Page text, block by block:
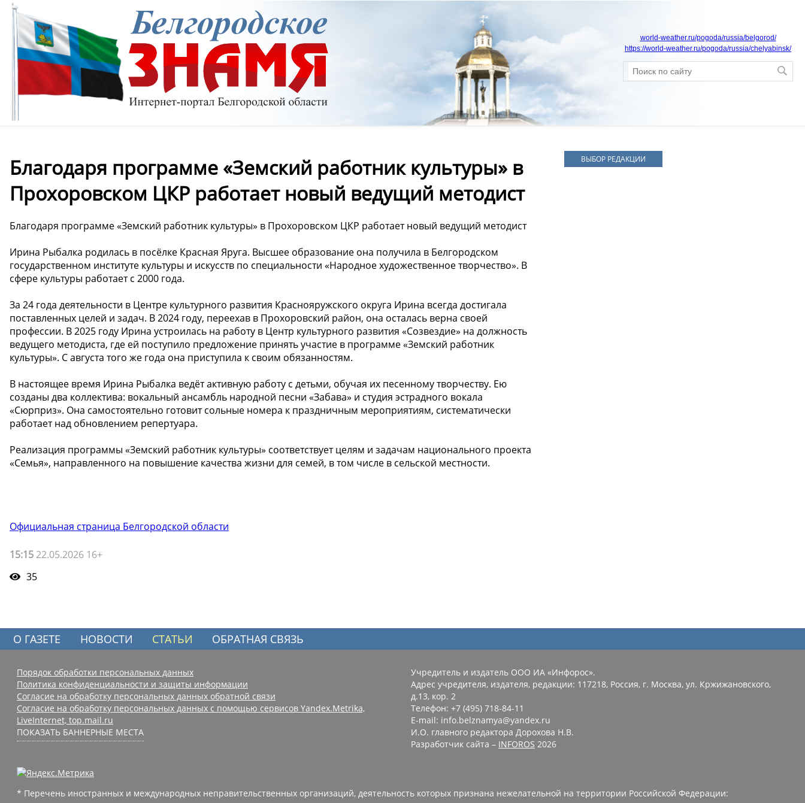
world-weather.ru/pogoda/russia/belgorod/
https://world-weather.ru/pogoda/russia/chelyabinsk/
Благодаря программе «Земский работник культуры» в
Прохоровском ЦКР работает новый ведущий методист
Благодаря программе «Земский работник культуры» в Прохоровском ЦКР работает новый ведущий методист
Ирина Рыбалка родилась в посёлке Красная Яруга. Высшее образование она получила в Белгородском
государственном институте культуры и искусств по специальности «Народное художественное творчество». В
сфере культуры работает с 2000 года.
За 24 года деятельности в Центре культурного развития Краснояружского округа Ирина всегда достигала
поставленных целей и задач. В 2024 году, переехав в Прохоровский район, она осталась верна своей
профессии. В 2025 году Ирина устроилась на работу в Центр культурного развития «Созвездие» на должность
ведущего методиста, где ей поступило предложение принять участие в программе «Земский работник
культуры». С августа того же года она приступила к своим обязанностям.
В настоящее время Ирина Рыбалка ведёт активную работу с детьми, обучая их песенному творчеству. Ею
созданы два коллектива: вокальный ансамбль народной песни «Забава» и студия эстрадного вокала
«Сюрприз». Она самостоятельно готовит сольные номера к праздничным мероприятиям, систематически
работает над обновлением репертуара.
Реализация программы «Земский работник культуры» соответствует целям и задачам национального проекта
«Семья», направленного на повышение качества жизни для семей, в том числе в сельской местности.
Официальная страница Белгородской области
15:15 22.05.2026 16+
35
ВЫБОР РЕДАКЦИИ
О ГАЗЕТЕ НОВОСТИ СТАТЬИ ОБРАТНАЯ СВЯЗЬ
Порядок обработки персональных данных
Политика конфиденциальности и защиты информации
Согласие на обработку персональных данных обратной связи
Согласие на обработку персональных данных с помощью сервисов Yandex.Metrika,
LiveInternet, top.mail.ru
ПОКАЗАТЬ БАННЕРНЫЕ МЕСТА
Учредитель и издатель ООО ИА «Инфорос».
Адрес учредителя, издателя, редакции: 117218, Россия, г. Москва, ул. Кржижановского,
д.13, кор. 2
Телефон: +7 (495) 718-84-11
E-mail: info.belznamya@yandex.ru
И.О. главного редактора Дорохова Н.В.
Разработчик сайта – INFOROS 2026
* Перечень иностранных и международных неправительственных организаций, деятельность которых признана нежелательной на территории Российской Федерации: